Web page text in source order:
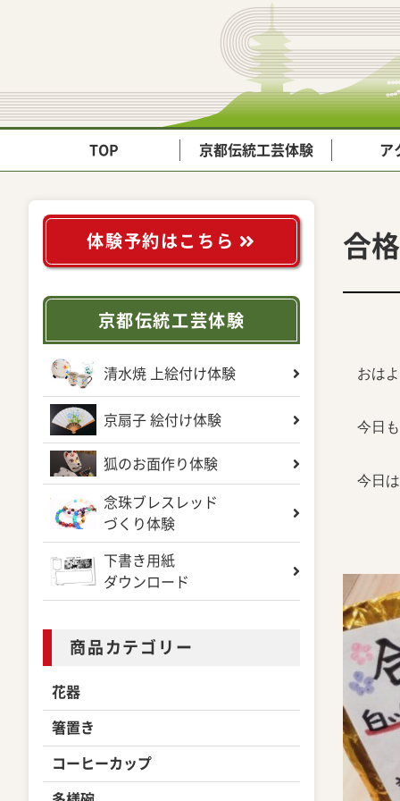
TOP 京都伝統工芸体験 ア
体験予約はこちら
京都伝統工芸体験
清水焼 上絵付け体験
京扇子 絵付け体験
狐のお面作り体験
念珠ブレスレッド
づくり体験
下書き用紙
ダウンロード
商品カテゴリー
花器
箸置き
コーヒーカップ
合
おは
今日
今日